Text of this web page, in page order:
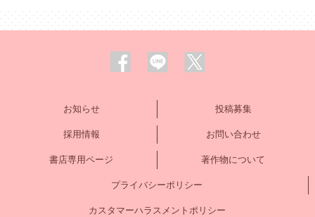
お知らせ 投稿募集
採用情報 お問い合わせ
書店専用ページ 著作物について
プライバシーポリシー
カスタマーハラスメントポリシー